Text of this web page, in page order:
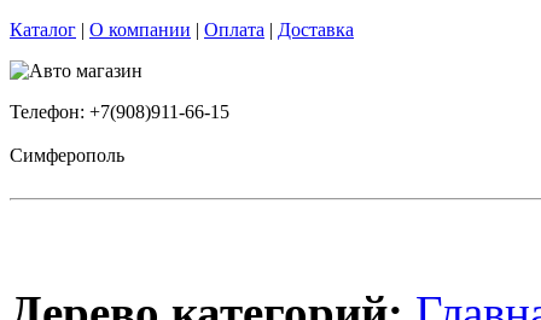
Каталог | О компании | Оплата | Доставка
Телефон: +7(908)911-66-15
Симферополь